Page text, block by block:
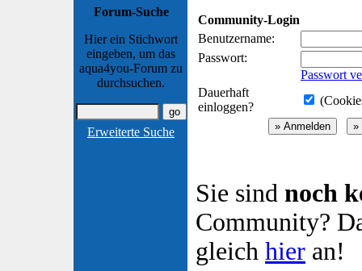
Forum-Suche
Hier ein Stichwort
eingeben, um das
aqua4you-Forum zu
durchsuchen.
Erweiterte Suche
Community-Login
Benutzername:
Passwort:
Passwort
Dauerhaft
einloggen?
Sie sind noch
Community?
gleich hier an!